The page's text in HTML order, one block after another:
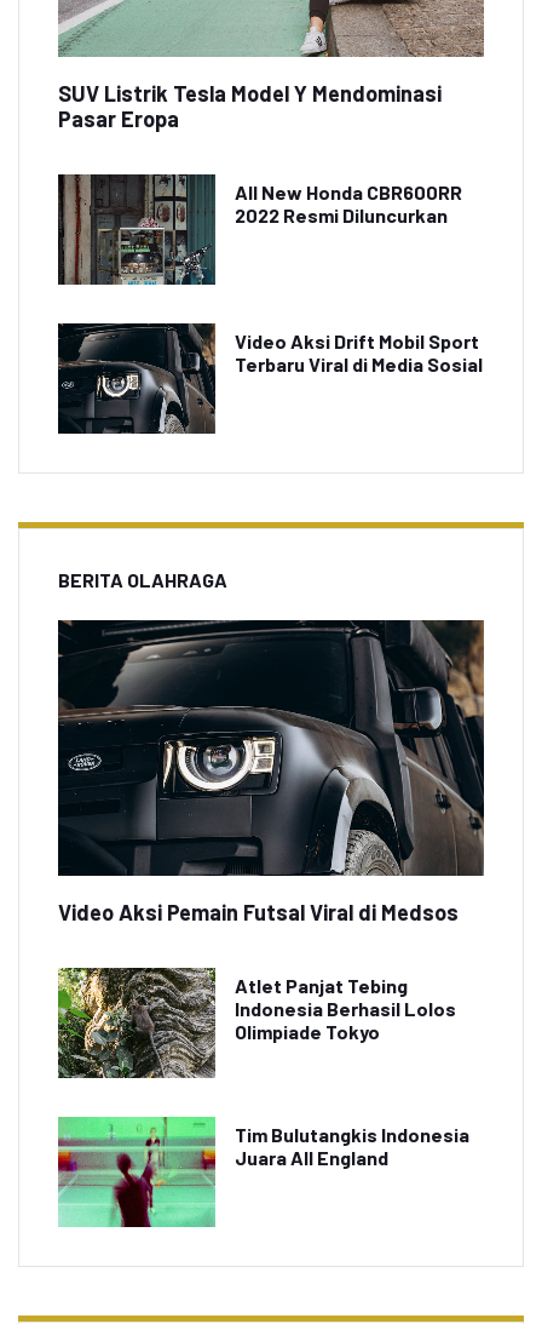
SUV Listrik Tesla Model Y Mendominasi
Pasar Eropa
All New Honda CBR600RR
2022 Resmi Diluncurkan
Video Aksi Drift Mobil Sport
Terbaru Viral di Media Sosial
BERITA OLAHRAGA
Video Aksi Pemain Futsal Viral di Medsos
Atlet Panjat Tebing
Indonesia Berhasil Lolos
Olimpiade Tokyo
Tim Bulutangkis Indonesia
Juara All England